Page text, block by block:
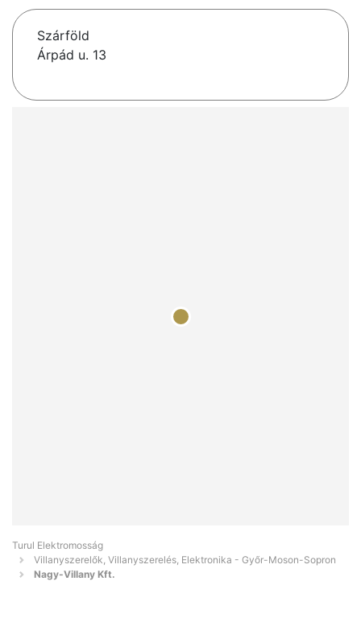
Szárföld
Árpád u. 13
Turul Elektromosság
Villanyszerelők, Villanyszerelés, Elektronika - Győr-Moson-Sopron
Nagy-Villany Kft.